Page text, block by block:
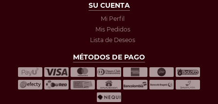
SU CUENTA
Mi Perfil
Mis Pedidos
Lista de Deseos
MÉTODOS DE PAGO